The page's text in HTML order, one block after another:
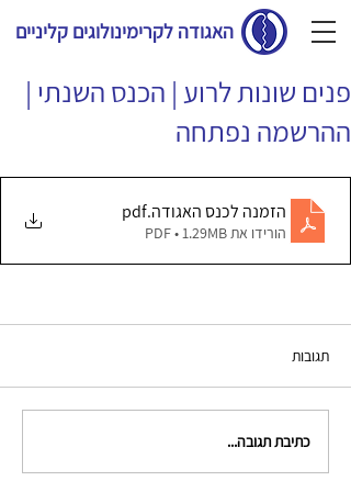
האגודה לקרימינולוגים קליניים
פנים שונות לרוע | הכנס השנתי |
ההרשמה נפתחה
הזמנה לכנס האגודה.pdf
הורידו את PDF • 1.29MB
תגובות
כתיבת תגובה...